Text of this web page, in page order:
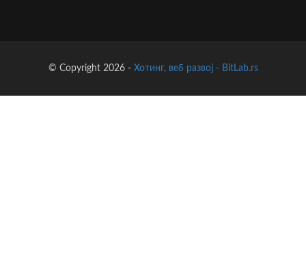
© Copyright 2026 - Хотинг, веб развој - BitLab.rs